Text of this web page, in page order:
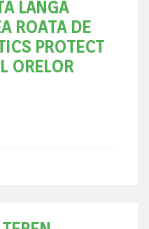
LANGA
ROATA DE
PROTECT
ORELOR